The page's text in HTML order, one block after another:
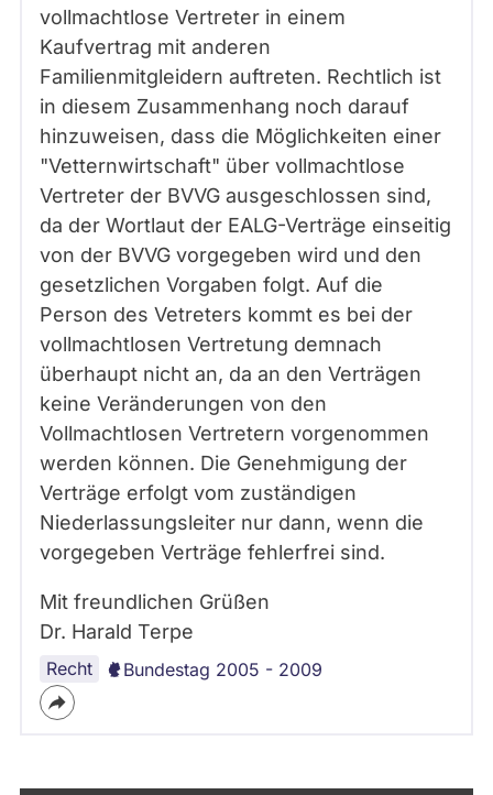
vollmachtlose Vertreter in einem
Kaufvertrag mit anderen
Familienmitgleidern auftreten. Rechtlich ist
in diesem Zusammenhang noch darauf
hinzuweisen, dass die Möglichkeiten einer
"Vetternwirtschaft" über vollmachtlose
Vertreter der BVVG ausgeschlossen sind,
da der Wortlaut der EALG-Verträge einseitig
von der BVVG vorgegeben wird und den
gesetzlichen Vorgaben folgt. Auf die
Person des Vetreters kommt es bei der
vollmachtlosen Vertretung demnach
überhaupt nicht an, da an den Verträgen
keine Veränderungen von den
Vollmachtlosen Vertretern vorgenommen
werden können. Die Genehmigung der
Verträge erfolgt vom zuständigen
Niederlassungsleiter nur dann, wenn die
vorgegeben Verträge fehlerfrei sind.
Mit freundlichen Grüßen
Dr. Harald Terpe
Recht Bundestag 2005 - 2009